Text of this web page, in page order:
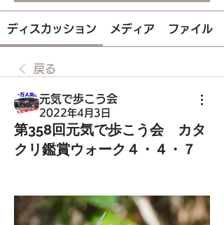
ディスカッション メディア ファイル
戻る
元気で歩こう会
2022年4月3日
第358回元気で歩こう会 カタ
クリ鑑賞ウォーク４・４・７